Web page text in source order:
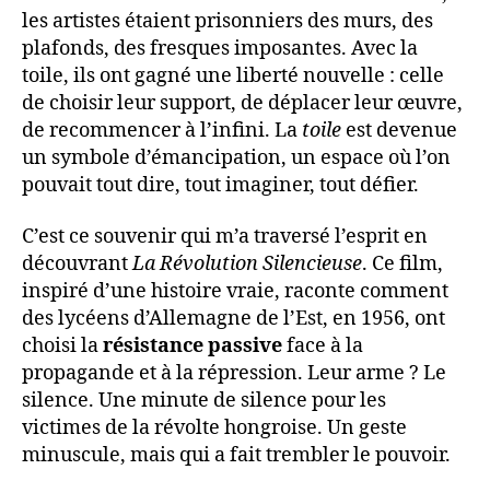
les artistes étaient prisonniers des murs, des
plafonds, des fresques imposantes. Avec la
toile, ils ont gagné une liberté nouvelle : celle
de choisir leur support, de déplacer leur œuvre,
de recommencer à l’infini. La toile est devenue
un symbole d’émancipation, un espace où l’on
pouvait tout dire, tout imaginer, tout défier.
C’est ce souvenir qui m’a traversé l’esprit en
découvrantLa Révolution Silencieuse. Ce film,
inspiré d’une histoire vraie, raconte comment
des lycéens d’Allemagne de l’Est, en 1956, ont
choisi larésistance passiveface à la
propagande et à la répression. Leur arme ? Le
silence. Une minute de silence pour les
victimes de la révolte hongroise. Un geste
minuscule, mais qui a fait trembler le pouvoir.